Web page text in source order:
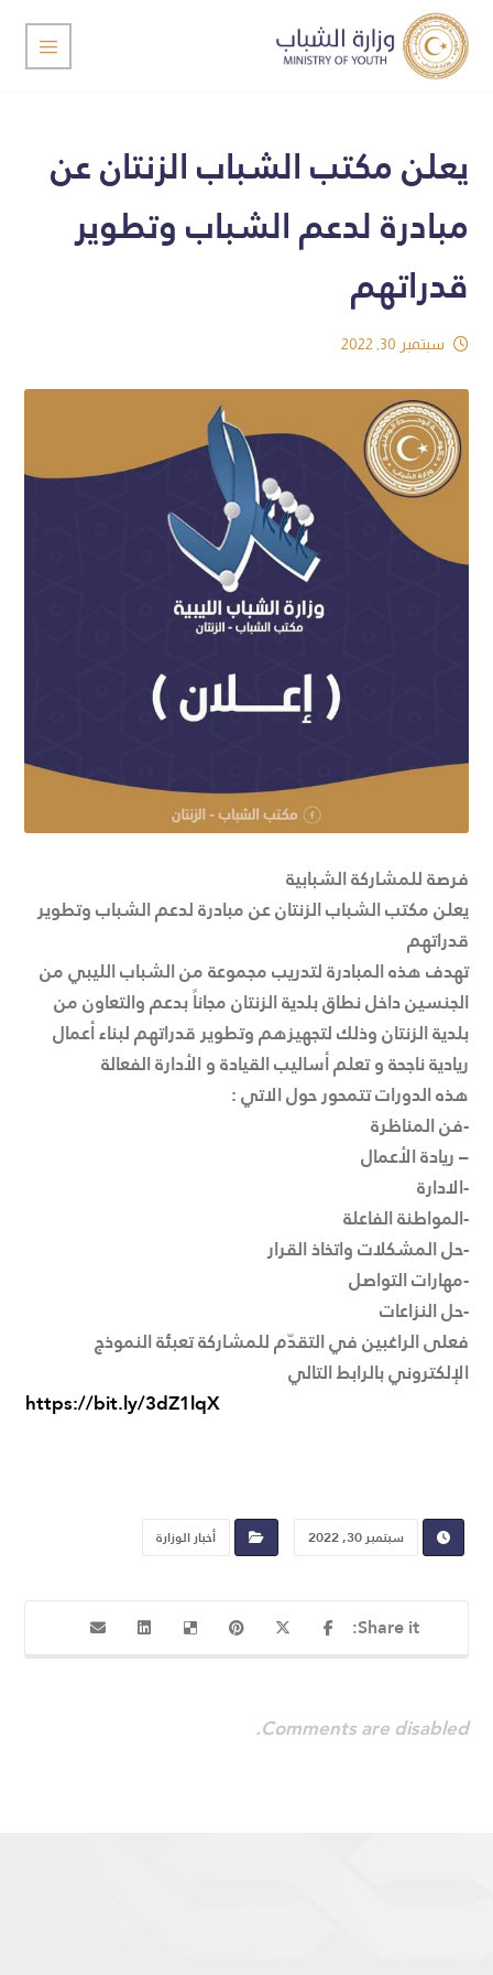
يعلن مكتب الشباب الزنتان عن
مبادرة لدعم الشباب وتطوير
قدراتهم
سبتمبر 30, 2022
فرصة للمشاركة الشبابية
يعلن مكتب الشباب الزنتان عن مبادرة لدعم الشباب وتطوير
قدراتهم
تهدف هذه المبادرة لتدريب مجموعة من الشباب الليبي من
الجنسين داخل نطاق بلدية الزنتان مجاناً بدعم والتعاون من
بلدية الزنتان وذلك لتجهيزهم وتطوير قدراتهم لبناء أعمال
ريادية ناجحة و تعلم أساليب القيادة و الأدارة الفعالة
هذه الدورات تتمحور حول الاتي :
-فن المناظرة
– ريادة الأعمال
-الادارة
-المواطنة الفاعلة
-حل المشكلات واتخاذ القرار
-مهارات التواصل
-حل النزاعات
فعلى الراغبين في التقدّم للمشاركة تعبئة النموذج
الإلكتروني بالرابط التالي
https://bit.ly/3dZ1lqX
سبتمبر 30, 2022 أخبار الوزارة
Comments are disabled.